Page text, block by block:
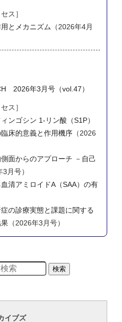
ス］
とメカニズム （2026年4月
2026年3月号（vol.47）
ス］
ンゴシン 1-リン酸（S1P）
床的意義と作用機序（2026
面からのアプローチ －自己
3月号）
清アミロイドA（SAA）の有
の診療実態と課題に関する
（2026年3月号）
イブズ